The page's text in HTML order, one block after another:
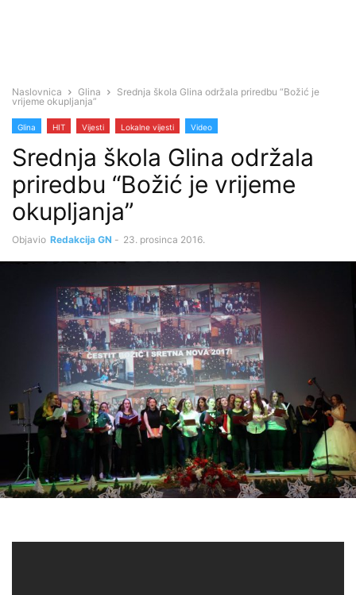
Naslovnica Glina
Srednja škola Glina održala priredbu “Božić je
vrijeme okupljanja”
Glina HIT Vijesti Lokalne vijesti Video
Srednja škola Glina održala
priredbu “Božić je vrijeme
okupljanja”
Objavio Redakcija GN - 23. prosinca 2016.